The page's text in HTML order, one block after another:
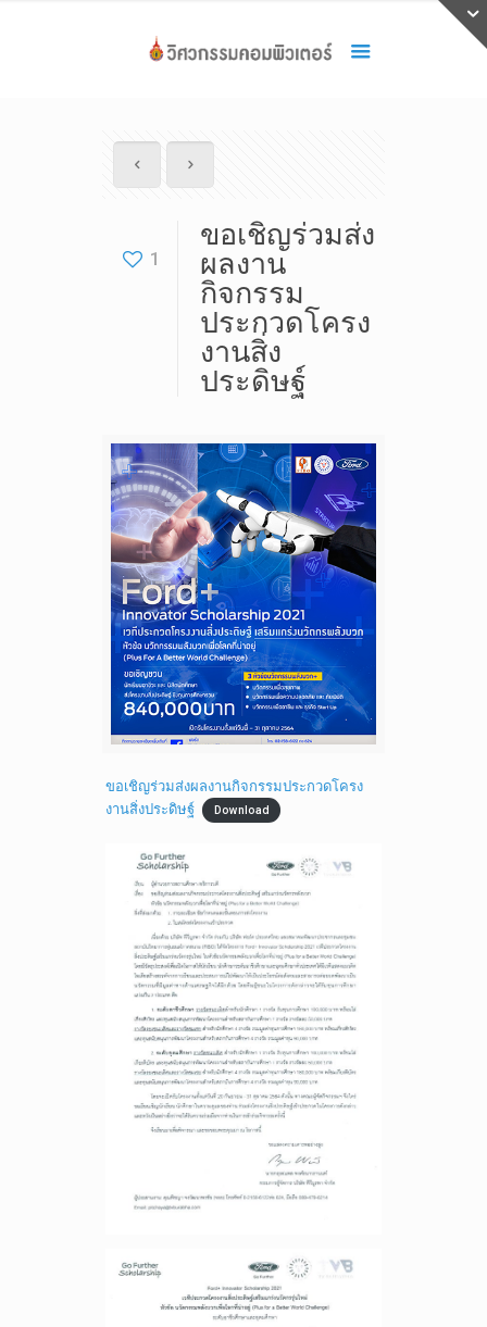
1
ขอเชิญร่วมส่ง
ผลงาน
กิจกรรม
ประกวดโครง
งานสิ่ง
ประดิษฐ์
ขอเชิญร่วมส่งผลงานกิจกรรมประกวดโครง
งานสิ่งประดิษฐ์
Download